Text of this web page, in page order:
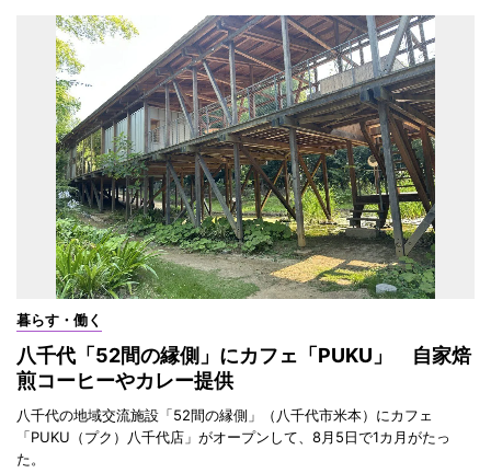
暮らす・働く
八千代「52間の縁側」にカフェ「PUKU」 自家焙
煎コーヒーやカレー提供
八千代の地域交流施設「52間の縁側」（八千代市米本）にカフェ
「PUKU（プク）八千代店」がオープンして、8月5日で1カ月がたっ
た。